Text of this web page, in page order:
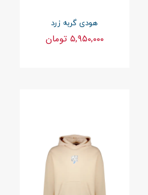
هودی گربه زرد
۵,۹۵۰,۰۰۰ تومان